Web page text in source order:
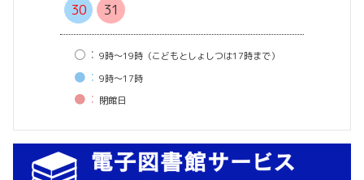
30
31
○： 9時〜19時（こどもとしょしつは17時まで）
●： 9時〜17時
●： 閉館⽇